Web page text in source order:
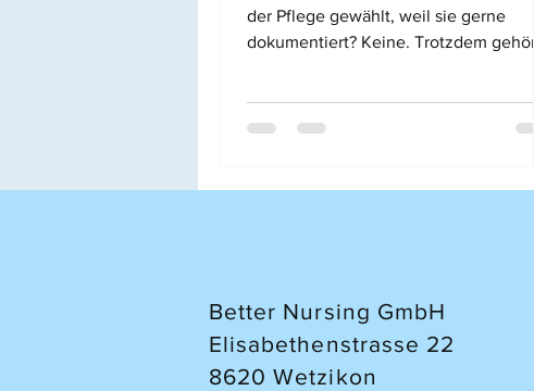
der Pflege gewählt, weil sie gerne
dokumentiert? Keine. Trotzdem gehört
Better Nursing GmbH
Elisabethenstrasse 22
8620 Wetzikon